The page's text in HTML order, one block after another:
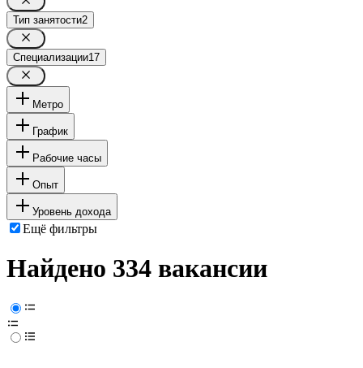
Тип занятости2
Специализации17
Метро
График
Рабочие часы
Опыт
Уровень дохода
Ещё фильтры
Найдено 334 вакансии